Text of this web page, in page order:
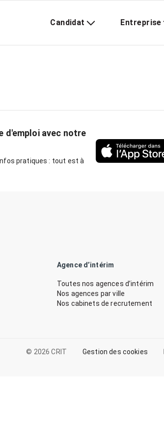
Candidat Entreprise
d'emploi avec notre
pratiques : tout est à
Agence d’intérim
Toutes nos agences d’intérim
Nos agences par ville
Nos cabinets de recrutement
© 2026 CRIT Gestion des cookies